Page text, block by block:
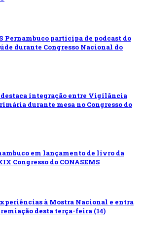
Pernambuco participa de podcast do
durante Congresso Nacional do
destaca integração entre Vigilância
durante mesa no Congresso do
em lançamento de livro da
Congresso do CONASEMS
à Mostra Nacional e entra
desta terça-feira (14)